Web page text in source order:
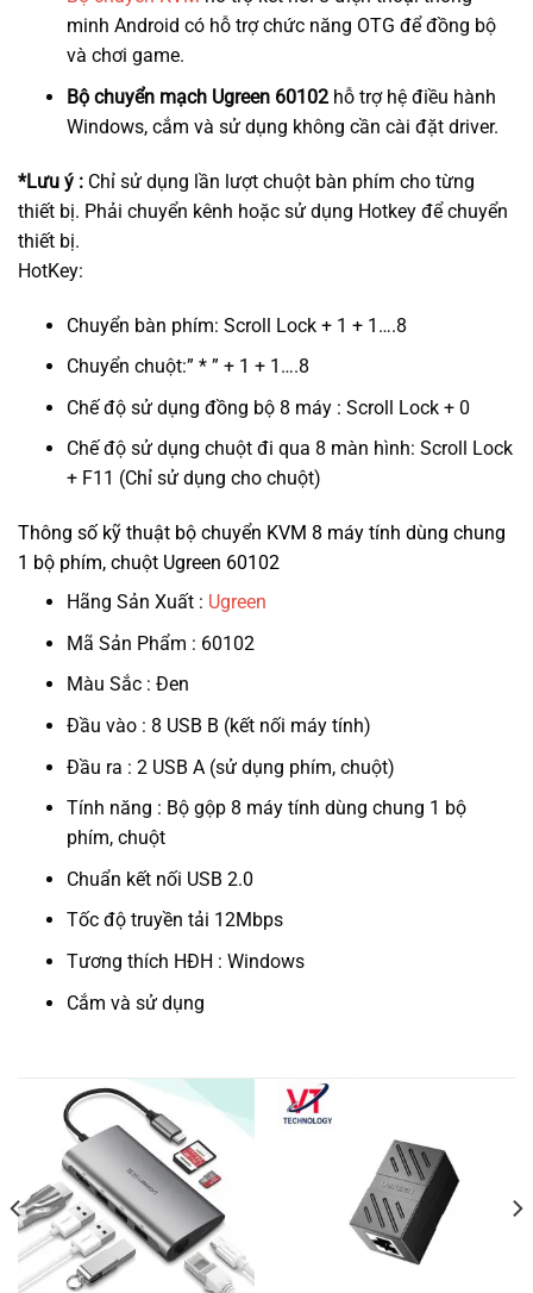
minh Android có hỗ trợ chức năng OTG để đồng bộ
và chơi game.
Bộ chuyển mạch Ugreen 60102hỗ trợ hệ điều hành
Windows, cắm và sử dụng không cần cài đặt driver.
*Lưu ý : Chỉ sử dụng lần lượt chuột bàn phím cho từng
thiết bị. Phải chuyển kênh hoặc sử dụng Hotkey để chuyển
thiết bị.
HotKey:
Chuyển bàn phím: Scroll Lock + 1 + 1….8
Chuyển chuột:” * ” + 1 + 1….8
Chế độ sử dụng đồng bộ 8 máy : Scroll Lock + 0
Chế độ sử dụng chuột đi qua 8 màn hình: Scroll Lock
+ F11 (Chỉ sử dụng cho chuột)
Thông số kỹ thuật bộ chuyển KVM 8 máy tính dùng chung
1 bộ phím, chuột Ugreen 60102
Hãng Sản Xuất : Ugreen
Mã Sản Phẩm : 60102
Màu Sắc : Đen
Đầu vào : 8 USB B (kết nối máy tính)
Đầu ra : 2 USB A (sử dụng phím, chuột)
Tính năng : Bộ gộp 8 máy tính dùng chung 1 bộ
phím, chuột
Chuẩn kết nối USB 2.0
Tốc độ truyền tải 12Mbps
Tương thích HĐH : Windows
Cắm và sử dụng